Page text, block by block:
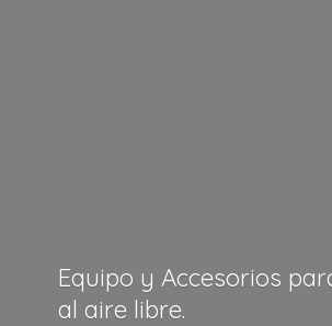
Equipo y Accesorios
al aire libre.